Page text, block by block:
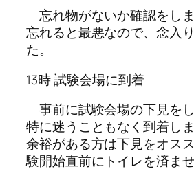
忘れ物がないか確認をし
忘れると最悪なので、念入
た。
13時 試験会場に到着
事前に試験会場の下見をし
特に迷うこともなく到着し
余裕がある方は下見をオス
験開始直前にトイレを済ませ